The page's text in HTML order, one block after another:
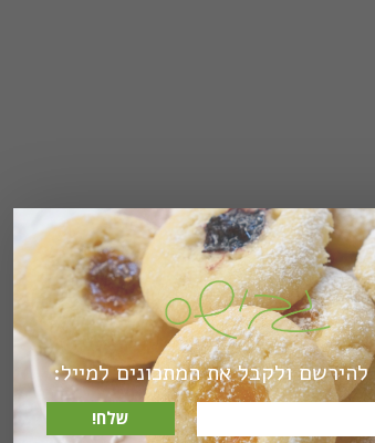
להירשם ולקבל את המתכונים למייל:
שלח!